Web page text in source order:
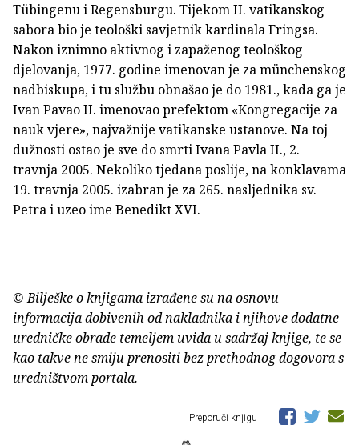
Tübingenu i Regensburgu. Tijekom II. vatikanskog
sabora bio je teološki savjetnik kardinala Fringsa.
Nakon iznimno aktivnog i zapaženog teološkog
djelovanja, 1977. godine imenovan je za münchenskog
nadbiskupa, i tu službu obnašao je do 1981., kada ga je
Ivan Pavao II. imenovao prefektom «Kongregacije za
nauk vjere», najvažnije vatikanske ustanove. Na toj
dužnosti ostao je sve do smrti Ivana Pavla II., 2.
travnja 2005. Nekoliko tjedana poslije, na konklavama
19. travnja 2005. izabran je za 265. nasljednika sv.
Petra i uzeo ime Benedikt XVI.
© Bilješke o knjigama izrađene su na osnovu
informacija dobivenih od nakladnika i njihove dodatne
uredničke obrade temeljem uvida u sadržaj knjige, te se
kao takve ne smiju prenositi bez prethodnog dogovora s
uredništvom portala.
Preporuči knjigu